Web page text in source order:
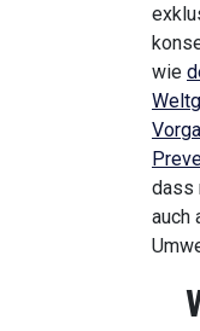
wie
dass
auch